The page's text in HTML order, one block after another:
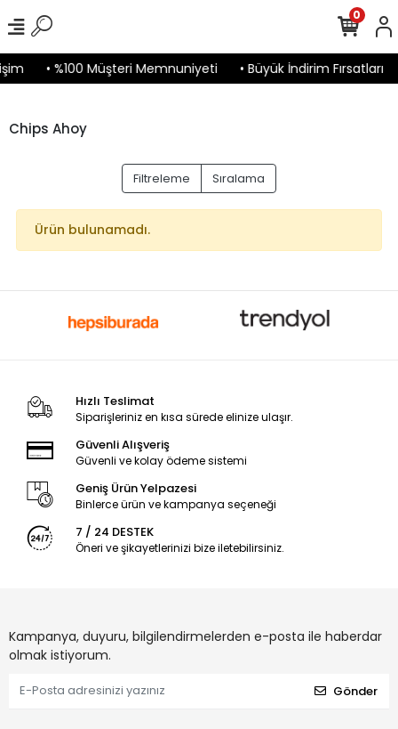
• %100 Müşteri Memnuniyeti • Büyük İndirim Fırsatları
0
Chips Ahoy
Filtreleme Sıralama
Ürün bulunamadı.
Hızlı Teslimat
Siparişleriniz en kısa sürede elinize ulaşır.
Güvenli Alışveriş
Güvenli ve kolay ödeme sistemi
Geniş Ürün Yelpazesi
Binlerce ürün ve kampanya seçeneği
7 / 24 DESTEK
Öneri ve şikayetlerinizi bize iletebilirsiniz.
Kampanya, duyuru, bilgilendirmelerden e-posta ile haberdar
olmak istiyorum.
Gönder